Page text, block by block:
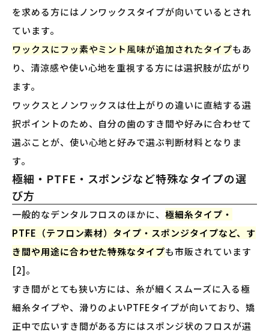
を求める方にはノンワックスタイプが向いているとされ
ています。
ワックスにフッ素やミント風味が追加されたタイプもあ
り、清涼感や使い心地を重視する方には選択肢が広がり
ます。
ワックスとノンワックスは仕上がりの違いに直結する選
択ポイントのため、自分の歯のすき間や好みに合わせて
選ぶことが、使い心地と好みで選ぶ判断材料となりま
す。
極細・PTFE・スポンジなど特殊なタイプの選
び方
一般的なデンタルフロスのほかに、 極細糸タイプ・
PTFE（テフロン素材）タイプ・スポンジタイプなど、す
き間や用途に合わせた特殊なタイプも市販されています
[2]。
すき間がとても狭い方には、糸が細くスムーズに入る極
細糸タイプや、滑りのよいPTFEタイプが向いており、矯
正中で広いすき間がある方にはスポンジ状のフロスが選